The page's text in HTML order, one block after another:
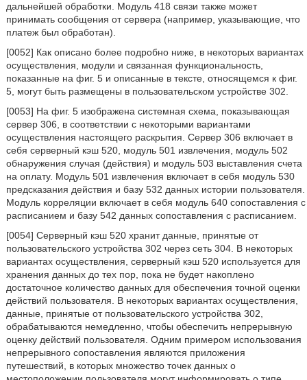
дальнейшей обработки. Модуль 418 связи также может
принимать сообщения от сервера (например, указывающие, что
платеж был обработан).
[0052] Как описано более подробно ниже, в некоторых вариантах
осуществления, модули и связанная функциональность,
показанные на фиг. 5 и описанные в тексте, относящемся к фиг.
5, могут быть размещены в пользовательском устройстве 302.
[0053] На фиг. 5 изображена системная схема, показывающая
сервер 306, в соответствии с некоторыми вариантами
осуществления настоящего раскрытия. Сервер 306 включает в
себя серверный кэш 520, модуль 501 извлечения, модуль 502
обнаружения случая (действия) и модуль 503 выставления счета
на оплату. Модуль 501 извлечения включает в себя модуль 530
предсказания действия и базу 532 данных истории пользователя.
Модуль корреляции включает в себя модуль 640 сопоставления с
расписанием и базу 542 данных сопоставления с расписанием.
[0054] Серверный кэш 520 хранит данные, принятые от
пользовательского устройства 302 через сеть 304. В некоторых
вариантах осуществления, серверный кэш 520 используется для
хранения данных до тех пор, пока не будет накоплено
достаточное количество данных для обеспечения точной оценки
действий пользователя. В некоторых вариантах осуществления,
данные, принятые от пользовательского устройства 302,
обрабатываются немедленно, чтобы обеспечить непрерывную
оценку действий пользователя. Одним примером использования
непрерывного сопоставления являются приложения
путешествий, в которых множество точек данных о